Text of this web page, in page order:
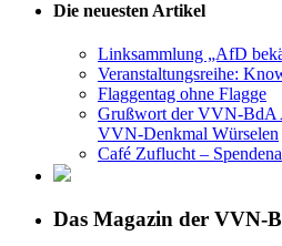
Die neuesten Artikel
Linksammlung „AfD
Veranstaltungsreihe:
Flaggentag ohne Flagge
Grußwort der VVN-BdA
VVN-Denkmal Würselen
Café Zuflucht –
Das Magazin der VVN-